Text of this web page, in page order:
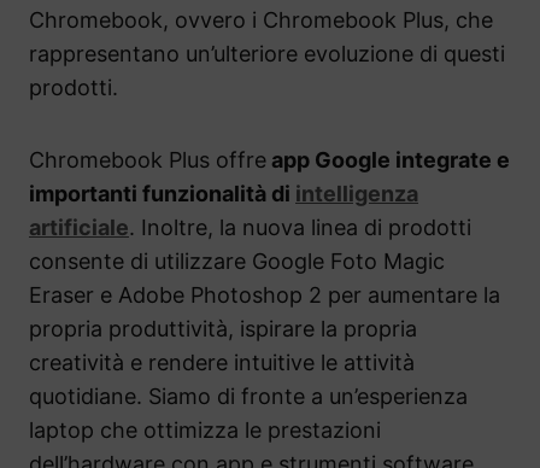
Chromebook, ovvero i Chromebook Plus, che
rappresentano un’ulteriore evoluzione di questi
prodotti.
Chromebook Plus offre app Google integrate e
importanti funzionalità di intelligenza
artificiale. Inoltre, la nuova linea di prodotti
consente di utilizzare Google Foto Magic
Eraser e Adobe Photoshop 2 per aumentare la
propria produttività, ispirare la propria
creatività e rendere intuitive le attività
quotidiane. Siamo di fronte a un’esperienza
laptop che ottimizza le prestazioni